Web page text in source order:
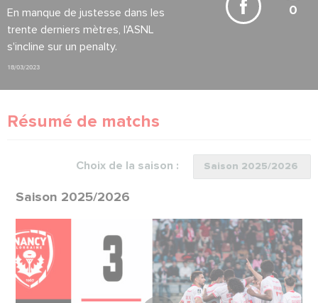
En manque de justesse dans les
trente derniers mètres, l'ASNL
s'incline sur un penalty.
18/03/2023
0
Résumé de matchs
Choix de la saison :
Saison 2025/2026